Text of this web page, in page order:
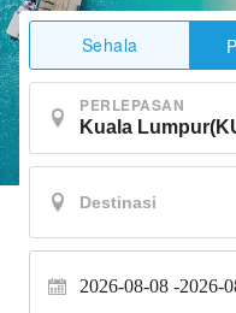
Sehala
PERLEPASAN
2026-08-08 2026-